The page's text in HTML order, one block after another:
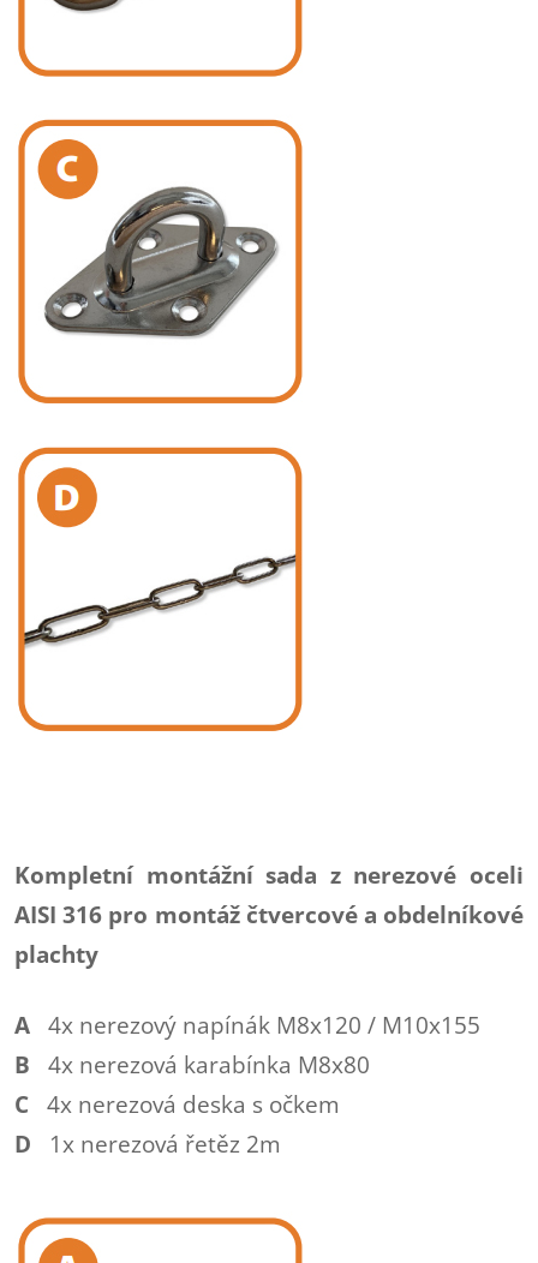
Kompletní montážní sada z nerezové oceli
AISI 316 pro montáž čtvercové a obdelníkové
plachty
A 4x nerezový napínák M8x120 / M10x155
B 4x nerezová karabínka M8x80
C 4x nerezová deska s očkem
D 1x nerezová řetěz 2m